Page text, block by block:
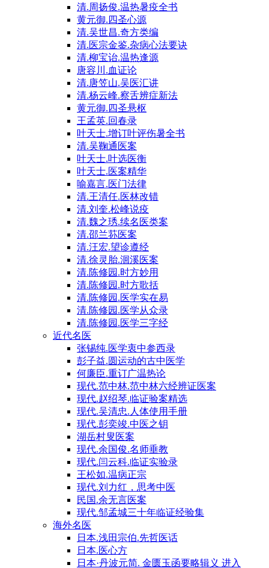
清.周扬俊.温热暑疫全书
黄元御.四圣心源
清.吴世昌.奇方类编
清.医宗金鉴.杂病心法要诀
清.柳宝诒.温热逢源
唐容川.血证论
清.唐笠山.吴医汇讲
清.杨云峰.察舌辨症新法
黄元御.四圣悬枢
王孟英.回春录
叶天士.增订叶评伤暑全书
清.吴鞠通医案
叶天士.叶选医衡
叶天士.医案精华
喻嘉言.医门法律
清.王清任.医林改错
清.刘奎.松峰说疫
清.魏之琇.续名医类案
清.邵兰荪医案
清.汪宏.望诊遵经
清.徐灵胎.洄溪医案
清.陈修园.时方妙用
清.陈修园.时方歌括
清.陈修园.医学实在易
清.陈修园.医学从众录
清.陈修园.医学三字经
近代名医
张锡纯.医学衷中参西录
彭子益.圆运动的古中医学
何廉臣.重订广温热论
现代.范中林.范中林六经辨证医案
现代.赵绍琴.临证验案精选
现代.吴清忠.人体使用手册
现代.彭奕竣.中医之钥
湖岳村叟医案
现代.余国俊.名师垂教
现代.闫云科.临证实验录
王松如.温病正宗
现代.刘力红，思考中医
民国.余无言医案
现代.邹孟城三十年临证经验集
海外名医
日本.浅田宗伯.先哲医话
日本.医心方
日本·丹波元简. 金匮玉函要略辑义 进入